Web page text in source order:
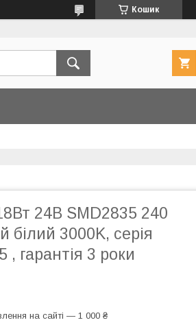
Кошик
24В SMD2835 240
білий 3000K, серія
, гарантія 3 роки
на сайті — 1 000 ₴